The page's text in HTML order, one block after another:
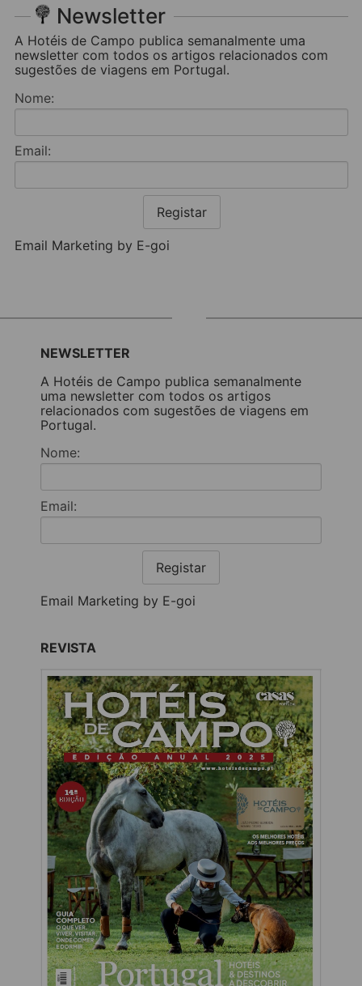
Newsletter
A Hotéis de Campo publica semanalmente uma
newsletter com todos os artigos relacionados com
sugestões de viagens em Portugal.
Nome:
Email:
Registar
Email Marketing by E-goi
NEWSLETTER
A Hotéis de Campo publica semanalmente
uma newsletter com todos os artigos
relacionados com sugestões de viagens em
Portugal.
Nome:
Email:
Registar
Email Marketing by E-goi
REVISTA